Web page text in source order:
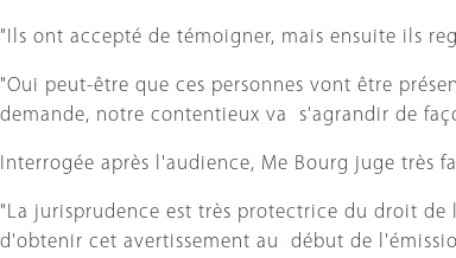
"Ils ont accepté de témoigner, mais ensuite ils
"Oui peut-être que ces personnes vont être
demande, notre contentieux va s'agrandir de
Interrogée après l'audience, Me Bourg juge très
"La jurisprudence est très protectrice du droit de
d'obtenir cet avertissement au début de